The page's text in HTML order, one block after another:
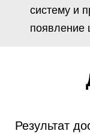
систему и
появление
Результат